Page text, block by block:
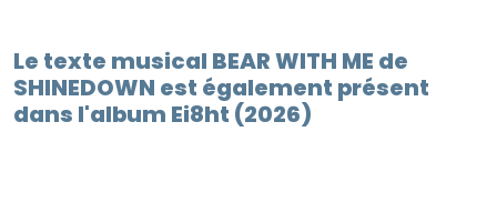
Le texte musical BEAR WITH ME de
SHINEDOWN est également présent
dans l'album Ei8ht (2026)